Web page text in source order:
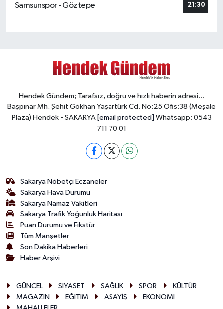
Samsunspor - Göztepe
21:30
Hendek Gündem; Tarafsız, doğru ve hızlı haberin adresi...
Başpınar Mh. Şehit Gökhan Yaşartürk Cd. No:25 Ofis:38 (Meşale
Plaza) Hendek - SAKARYA [email protected] Whatsapp: 0543
711 70 01
Sakarya Nöbetçi Eczaneler
Sakarya Hava Durumu
Sakarya Namaz Vakitleri
Sakarya Trafik Yoğunluk Haritası
Puan Durumu ve Fikstür
Tüm Manşetler
Son Dakika Haberleri
Haber Arşivi
GÜNCEL SİYASET SAĞLIK SPOR
KÜLTÜR
MAGAZİN
EĞİTİM ASAYİŞ
EKONOMİ